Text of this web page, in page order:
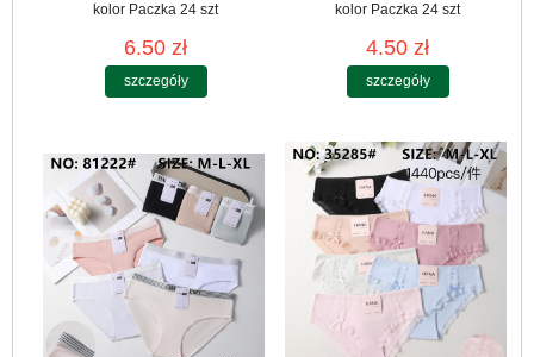
kolor Paczka 24 szt
6.50 zł
szczegóły
kolor Paczka 24 szt
4.50 zł
szczegóły